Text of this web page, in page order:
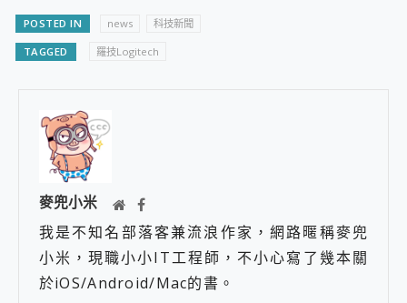
POSTED IN news 科技新聞
TAGGED 羅技Logitech
麥兜小米
我是不知名部落客兼流浪作家，網路暱稱麥兜
小米，現職小小IT工程師，不小心寫了幾本關
於iOS/Android/Mac的書。